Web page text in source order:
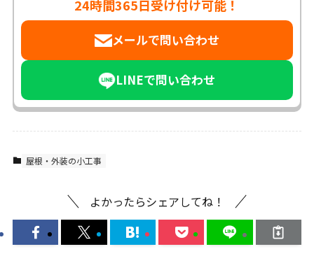
24時間365日受け付け可能！
メールで問い合わせ
LINEで問い合わせ
屋根・外装の小工事
よかったらシェアしてね！